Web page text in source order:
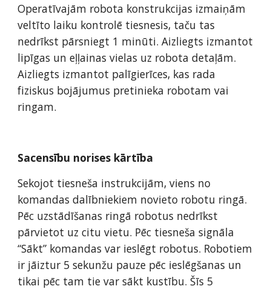
Operatīvajām robota konstrukcijas izmaiņām
veltīto laiku kontrolē tiesnesis, taču tas
nedrīkst pārsniegt 1 minūti. Aizliegts izmantot
lipīgas un eļļainas vielas uz robota detaļām.
Aizliegts izmantot palīgierīces, kas rada
fiziskus bojājumus pretinieka robotam vai
ringam.
Sacensību norises kārtība
Sekojot tiesneša instrukcijām, viens no
komandas dalībniekiem novieto robotu ringā.
Pēc uzstādīšanas ringā robotus nedrīkst
pārvietot uz citu vietu. Pēc tiesneša signāla
“Sākt” komandas var ieslēgt robotus. Robotiem
ir jāiztur 5 sekunžu pauze pēc ieslēgšanas un
tikai pēc tam tie var sākt kustību. Šīs 5